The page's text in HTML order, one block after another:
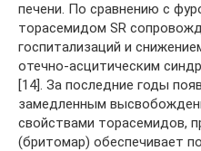
печени. По сравнению с
торасемидом SR
госпитализаций и
отечно-асцитическим
[14]. За последние годы
замедленным
свойствами торасемидов,
(бритомар) обеспечивает